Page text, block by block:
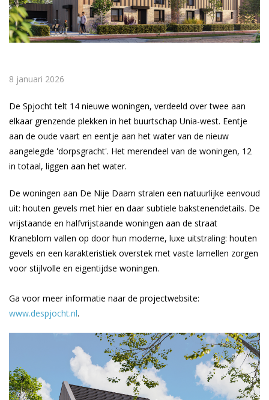
8 januari 2026
De Spjocht telt 14 nieuwe woningen, verdeeld over twee aan
elkaar grenzende plekken in het buurtschap Unia-west. Eentje
aan de oude vaart en eentje aan het water van de nieuw
aangelegde 'dorpsgracht'. Het merendeel van de woningen, 12
in totaal, liggen aan het water.
De woningen aan De Nije Daam stralen een natuurlijke eenvoud
uit: houten gevels met hier en daar subtiele bakstenendetails. De
vrijstaande en halfvrijstaande woningen aan de straat
Kraneblom vallen op door hun moderne, luxe uitstraling: houten
gevels en een karakteristiek overstek met vaste lamellen zorgen
voor stijlvolle en eigentijdse woningen.
Ga voor meer informatie naar de projectwebsite:
www.despjocht.nl.